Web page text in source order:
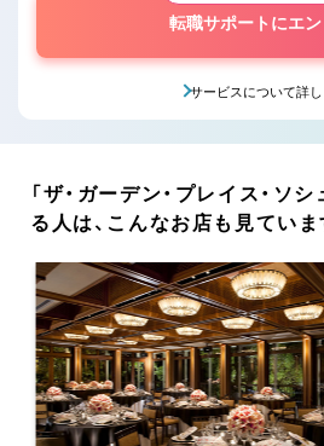
転職サポートにエ
サービスについて詳
「ザ・ガーデン・プレイス・ソ
る人は、こんなお店も見ていま